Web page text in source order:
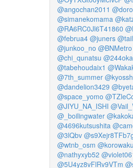
@angochan2011
@simanekomama
@RA6RC0Jl6T41860
@februa4 @juners
@junkoo_no @BNMetro
@chi_qunatsu
@tabehoudaix1
@7th_summer
@dandelion3429
@space_yomo
@JIYU_NA_ISHI
@_boilingwater
@4696kutsushita
@3lQbv
@wtnb_osm
@nathyxyb52
@5U4yz8vFlRv9VTm